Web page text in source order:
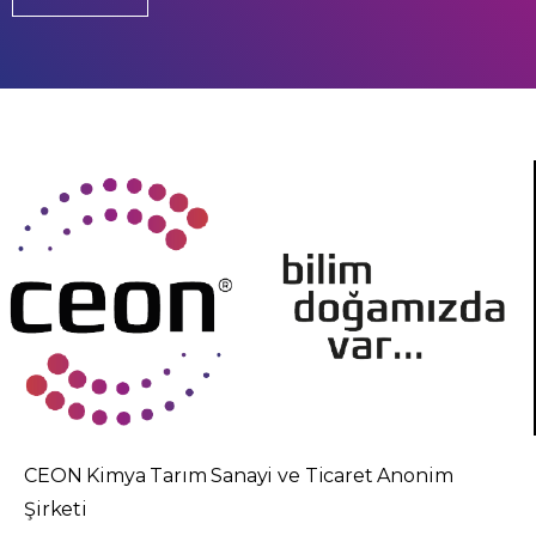
CEON Kimya Tarım Sanayi ve Ticaret Anonim
Şirketi